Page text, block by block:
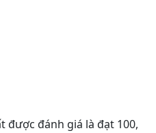
được đánh giá là đạt 100,